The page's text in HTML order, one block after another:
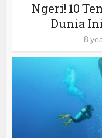
Ngeri! 10
Dunia
8